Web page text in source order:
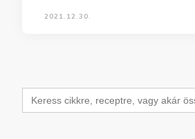
2021.12.30.
Search
for: